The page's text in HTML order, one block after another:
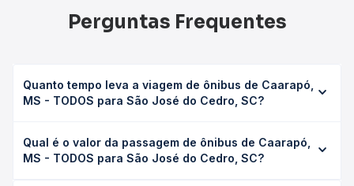
Perguntas Frequentes
Quanto tempo leva a viagem de ônibus de Caarapó,
MS - TODOS para São José do Cedro, SC?
José do Cedro, SC leva em média 14h 15min, podendo
variar conforme a viação, o tipo de serviço (convencional,
Qual é o valor da passagem de ônibus de Caarapó,
MS - TODOS para São José do Cedro, SC?